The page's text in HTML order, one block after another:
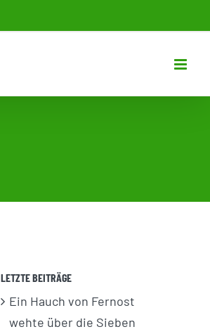
LETZTE BEITRÄGE
Ein Hauch von Fernost
wehte über die Sieben